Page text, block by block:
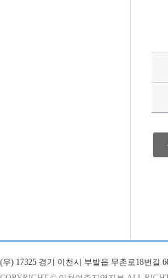
(우) 17325 경기 이천시 부발읍 무촌로18번길